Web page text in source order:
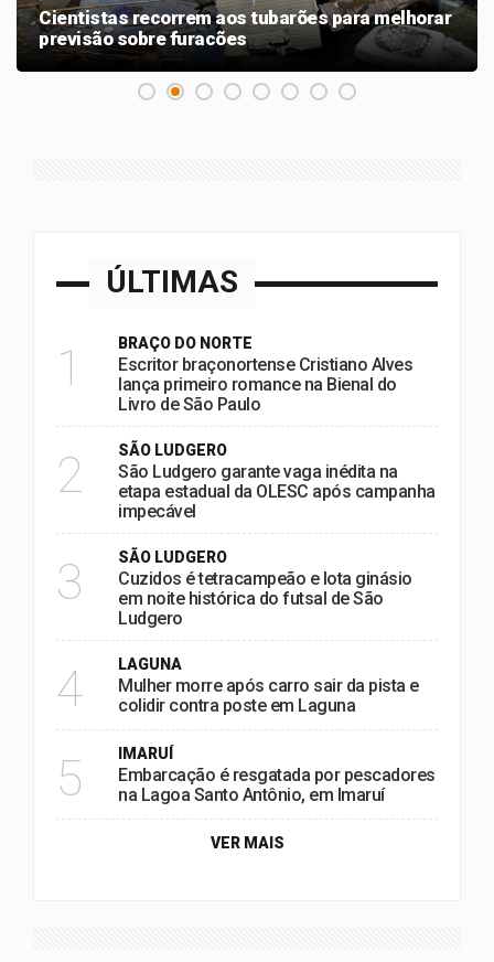
Cientistas recorrem aos tubarões para melhorar
previsão sobre furacões
ÚLTIMAS
1 BRAÇO DO NORTE
Escritor braçonortense Cristiano Alves
lança primeiro romance na Bienal do
Livro de São Paulo
2 SÃO LUDGERO
São Ludgero garante vaga inédita na
etapa estadual da OLESC após campanha
impecável
3 SÃO LUDGERO
Cuzidos é tetracampeão e lota ginásio
em noite histórica do futsal de São
Ludgero
4 LAGUNA
Mulher morre após carro sair da pista e
colidir contra poste em Laguna
5 IMARUÍ
Embarcação é resgatada por pescadores
na Lagoa Santo Antônio, em Imaruí
VER MAIS